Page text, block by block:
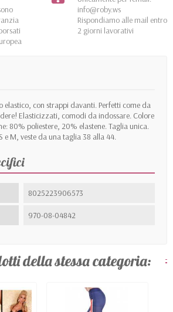
info@roby.ws
Rispondiamo alle mail entro
2 giorni lavorativi
elastico, con strappi davanti. Perfetti come da
Elasticizzati, comodi da indossare. Colore
80% poliestere, 20% elastene. Taglia unica.
e M, veste da una taglia 38 alla 44.
8025223906573
970-08-04842
della stessa categoria: